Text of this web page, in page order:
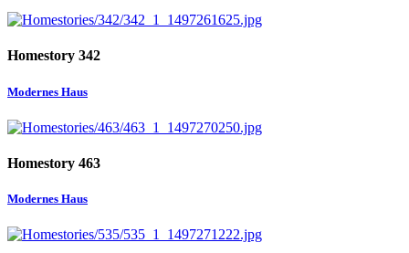
Homestory 342
Modernes Haus
Homestory 463
Modernes Haus